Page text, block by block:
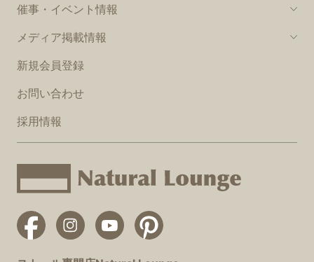
催事・イベント情報
メディア掲載情報
新規会員登録
お問い合わせ
採用情報